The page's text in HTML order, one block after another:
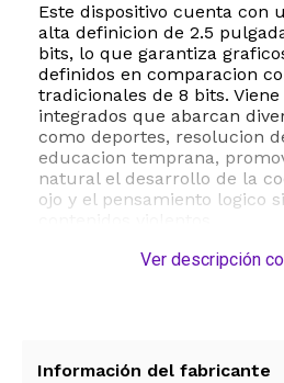
Este dispositivo cuenta con
alta definicion de 2.5
bits, lo que garantiza
definidos en comparacion
tradicionales de 8 bits.
integrados que abarcan
como deportes, resolucion
educacion temprana,
natural el desarrollo de la
ojo y el pensamiento logico
Una de las grandes ventajas
desechables, ofreciendo una
Ver descripción
Información del fabricante